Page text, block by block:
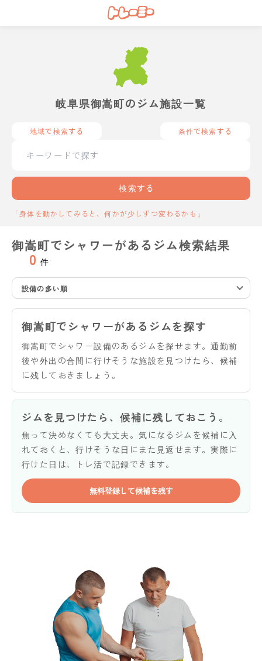
岐阜県御嵩町のジム施設一覧
地域で検索する 条件で検索する
検索する
「身体を動かしてみると、何かが少しずつ変わるかも」
御嵩町でシャワーがあるジム検索結果
0 件
設備の多い順
御嵩町でシャワーがあるジムを探す
御嵩町でシャワー設備のあるジムを探せます。通勤前
後や外出の合間に行けそうな施設を見つけたら、候補
に残しておきましょう。
ジムを見つけたら、候補に残しておこう。
焦って決めなくても大丈夫。気になるジムを候補に入
れておくと、行けそうな日にまた見返せます。実際に
行けた日は、トレ活で記録できます。
無料登録して候補を残す